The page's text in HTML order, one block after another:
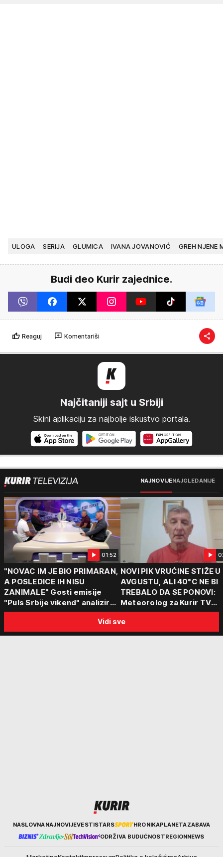
ULOGA SERIJA GLUMICA IVANA JOVANOVIĆ GREH NJENE
Budi deo Kurir zajednice.
Reaguj Komentariši
Najčitaniji sajt u Srbiji
Skini aplikaciju za najbolje iskustvo portala.
NAJNOVIJENAJGLEDANIJE
01:52
"NOVAC IM JE BIO PRIMARAN,
A POSLEDICE IH NISU
ZANIMALE" Gosti emisije
"Puls Srbije vikend" analizirali
slučajeve koji su potresli
Srbiju: Zločin se ne isplati
NOVI PIK VRUĆINE STIŽE U
AVGUSTU, ALI 40°C NE BI
TREBALO DA SE PONOVI:
Meteorolog za Kurir TV
objasnio šta nas čeka:
za ozbiljne padavine su
Vidi sve
KurirNASLOVNANAJNOVIJEVESTISTARS HRONIKAPLANETAZABAVA
ODRŽIVA BUDUĆNOSTREGIONNEWS